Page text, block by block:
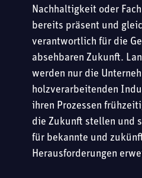
Nachhaltigkeit oder
bereits präsent und
verantwortlich für die
absehbaren Zukunft.
werden nur die
holzverarbeitenden
ihren Prozessen
die Zukunft stellen und
für bekannte und
Herausforderungen